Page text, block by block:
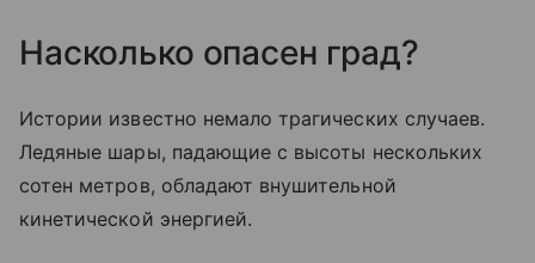
Насколько опасен град?
Истории известно немало трагических случаев.
Ледяные шары, падающие с высоты нескольких
сотен метров, обладают внушительной
кинетической энергией.